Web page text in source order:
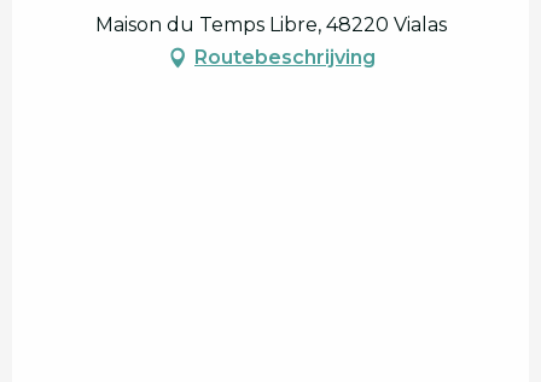
Maison du Temps Libre, 48220 Vialas
Routebeschrijving